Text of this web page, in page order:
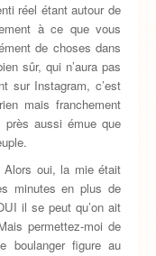
réel étant autour de
à ce que vous
de choses dans
sûr, qui n’aura pas
sur Instagram, c’est
mais franchement
près aussi émue que
Alors oui, la mie était
minutes en plus de
il se peut qu’on ait
permettez-moi de
boulanger figure au